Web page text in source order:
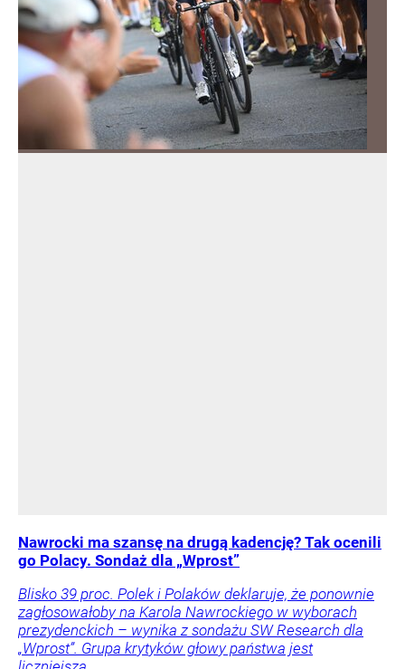
Nawrocki ma szansę na drugą kadencję? Tak ocenili
go Polacy. Sondaż dla „Wprost”
Blisko 39 proc. Polek i Polaków deklaruje, że ponownie
zagłosowałoby na Karola Nawrockiego w wyborach
prezydenckich – wynika z sondażu SW Research dla
„Wprost”. Grupa krytyków głowy państwa jest